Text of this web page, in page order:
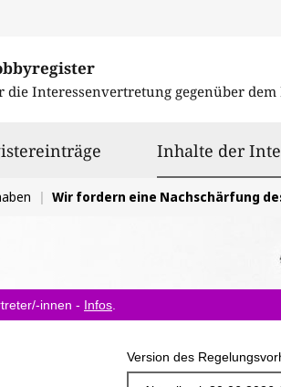
die Interessenvertretung gegenüber dem
Inhalte der
Wir fordern eine Nachschärfung des Gesetzes zur Modernisierung des Städtebau- und
innen - Infos
Version des